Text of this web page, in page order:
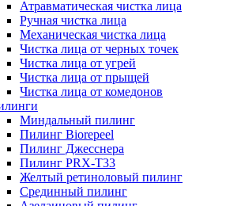
Атравматическая чистка лица
Ручная чистка лица
Механическая чистка лица
Чистка лица от черных точек
Чистка лица от угрей
Чистка лица от прыщей
Чистка лица от комедонов
Миндальный пилинг
Пилинг Biorepeel
Пилинг Джесснера
Пилинг PRX-T33
Желтый ретиноловый пилинг
Срединный пилинг